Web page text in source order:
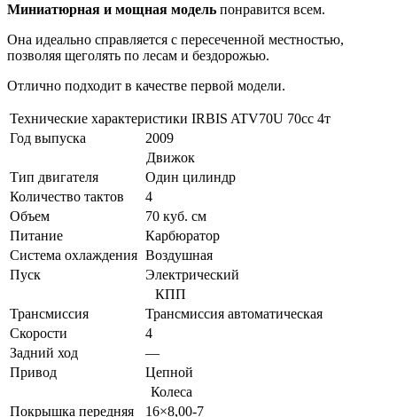
Миниатюрная и мощная модель понравится всем.
Она идеально справляется с пересеченной местностью,
позволяя щеголять по лесам и бездорожью.
Отлично подходит в качестве первой модели.
Технические характеристики IRBIS ATV70U 70cc 4т
Год выпуска
2009
Движок
Тип двигателя
Один цилиндр
Количество тактов
4
Объем
70 куб. см
Питание
Карбюратор
Система охлаждения Воздушная
Пуск
Электрический
КПП
Трансмиссия
Трансмиссия автоматическая
Скорости
4
Задний ход
—
Привод
Цепной
Колеса
Покрышка передняя
16×8,00-7